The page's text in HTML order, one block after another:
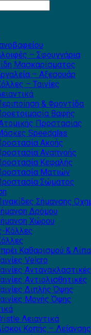
– Σφουγγάρια
Μασκαρίσματος
– Αξεσουάρ
– Ταινίες
& Φροντίδα
Βαφής
Προστασίας
Speedglas
Ακοής
Αναπνοής
Κεφαλής
Ματιών
Σώματος
Σήμανσης
Δρόμου
Χώρου
Κόλλες
Καθαρισμού &
Velcro
Αντανακλαστικές
Αντιολισθητικές
Διπλής Όψης
Μονής Όψης
Λειαντικά
Κοπής – Λείανσης